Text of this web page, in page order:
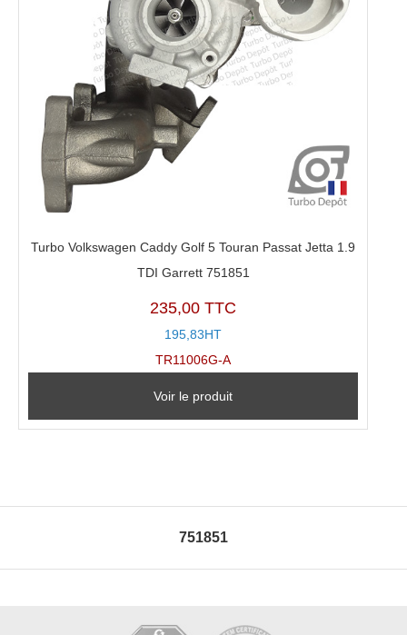
Turbo Volkswagen Caddy Golf 5 Touran Passat Jetta 1.9
TDI Garrett 751851
235,00 TTC
195,83HT
TR11006G-A
Voir le produit
751851